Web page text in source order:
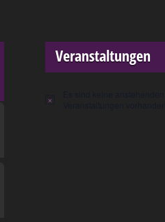
Veranstaltungen
Hinweis